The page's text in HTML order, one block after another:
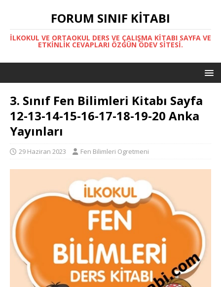
FORUM SINIF KITABI
İLKOKUL VE ORTAOKUL DERS VE ÇALIŞMA KITABI SAYFA VE
ETKINLIK CEVAPLARI ÖZGÜN ÖDEV SITESI.
3. Sınıf Fen Bilimleri Kitabı Sayfa
12-13-14-15-16-17-18-19-20 Anka
Yayınları
29 Haziran 2023 Fen Bilimleri Ogretmeni